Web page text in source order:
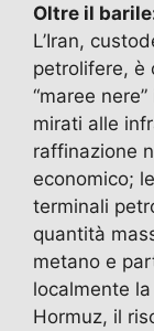
Oltre il
L’Iran,
petrolifere, è
“maree
mirati alle
raffinazione
economico;
terminali
quantità
metano e
localmente
Hormuz, il